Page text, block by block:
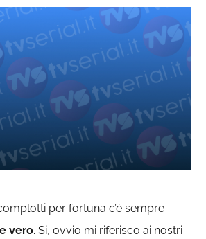
per fortuna c’è sempre
vero. Si, ovvio mi riferisco ai nostri